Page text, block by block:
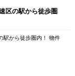
区の駅から徒歩圏
ら徒歩圏内！ 物件